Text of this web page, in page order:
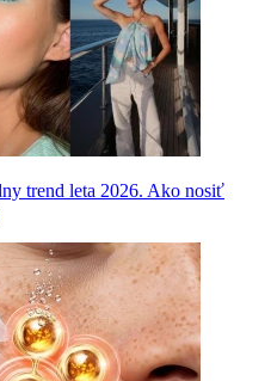
trend leta 2026. Ako nosiť